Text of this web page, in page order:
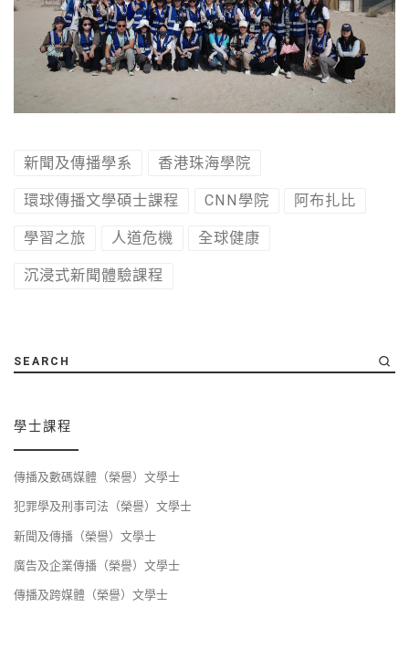
新聞及傳播學系 香港珠海學院
環球傳播文學碩士課程 CNN學院 阿布扎比
學習之旅 人道危機 全球健康
沉浸式新聞體驗課程
SEARCH
學士課程
傳播及數碼媒體（榮譽）文學士
犯罪學及刑事司法（榮譽）文學士
新聞及傳播（榮譽）文學士
廣告及企業傳播（榮譽）文學士
傳播及跨媒體（榮譽）文學士